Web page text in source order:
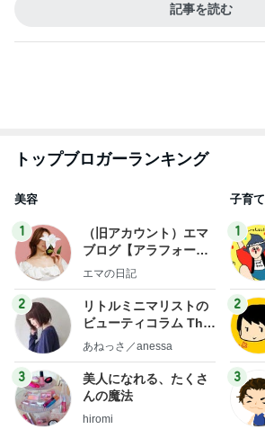
記事を読む
トップブロガーランキング
美容
1
（旧アカウント）エマ
ブログ【アラフォー会
社売却セカンドライ
エマの日記
2
リトルミニマリストの
ビューティコラム The
little minimalist's bea
あねっさ／anessa
3
美人になれる、たくさ
んの魔法
hiromi
子育て
1
2
3